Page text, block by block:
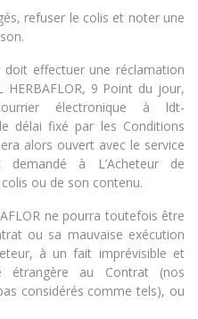
refuser le colis et noter une
doit effectuer une réclamation
9 Point du jour,
électronique à ldt-
délai fixé par les Conditions
alors ouvert avec le service
demandé à L’Acheteur de
ou de son contenu.
ne pourra toutefois être
ou sa mauvaise exécution
à un fait imprévisible et
étrangère au Contrat (nos
considérés comme tels), ou